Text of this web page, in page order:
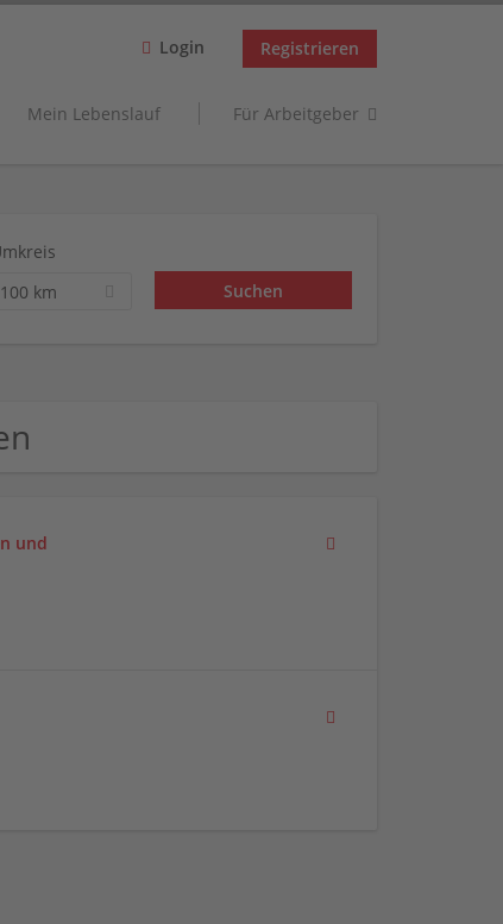
Login Registrieren
Mein Lebenslauf Für Arbeitgeber
100 km
und